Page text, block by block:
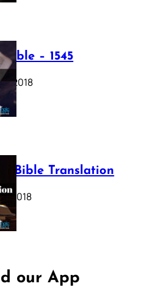
– 1545
2018
Bible Translation
2018
our App